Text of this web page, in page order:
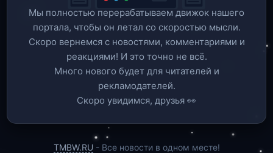
Мы полностью перерабатываем движок нашего
портала, чтобы он летал со скоростью мысли.
Скоро вернемся c новостями, комментариями и
реакциями! И это точно не всё.
Много нового будет для читателей и
рекламодателей.
Скоро увидимся, друзья 👀
TMBW.RU - Все новости в одном месте!